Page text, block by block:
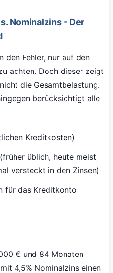
Nominalzins - Der
den Fehler, nur auf den
achten. Doch dieser zeigt
die Gesamtbelastung.
berücksichtigt alle
Kreditkosten)
üblich, heute meist
versteckt in den Zinsen)
für das Kreditkonto
€ und 84 Monaten
4,5% Nominalzins einen